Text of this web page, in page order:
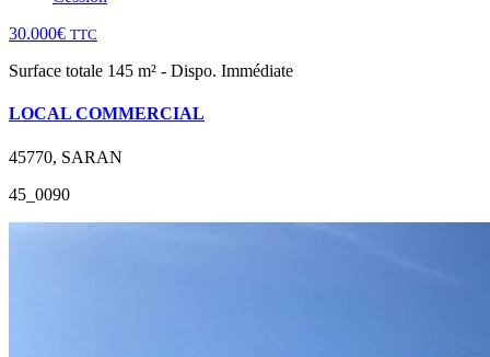
30.000€ TTC
Surface totale 145 m² - Dispo. Immédiate
LOCAL COMMERCIAL
45770, SARAN
45_0090